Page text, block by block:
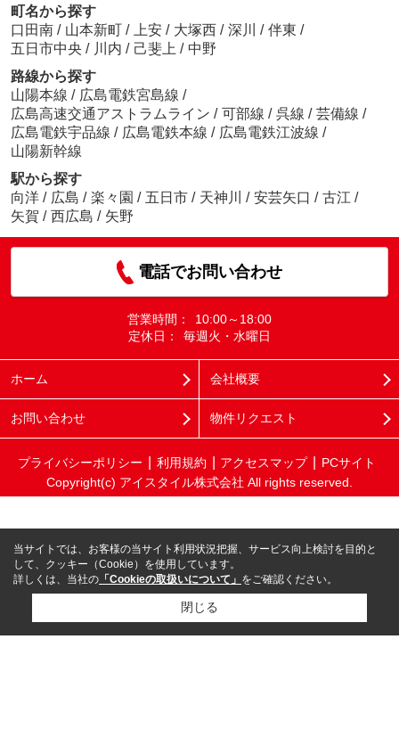
町名から探す
口田南 / 山本新町 / 上安 / 大塚西 / 深川 / 伴東 /
五日市中央 / 川内 / 己斐上 / 中野
路線から探す
山陽本線 / 広島電鉄宮島線 /
広島高速交通アストラムライン / 可部線 / 呉線 / 芸備線 /
広島電鉄宇品線 / 広島電鉄本線 / 広島電鉄江波線 /
山陽新幹線
駅から探す
向洋 / 広島 / 楽々園 / 五日市 / 天神川 / 安芸矢口 / 古江 /
矢賀 / 西広島 / 矢野
電話でお問い合わせ
営業時間：
10:00～18:00
定休日：
毎週火・水曜日
ホーム 会社概要
お問い合わせ 物件リクエスト
プライバシーポリシー 利用規約 アクセスマップ
PCサイト
Copyright(c) アイスタイル株式会社 All rights reserved.
当サイトでは、お客様の当サイト利用状況把握、サービス向上検討を目的と
して、クッキー（Cookie）を使用しています。
詳しくは、当社の 「Cookieの取扱いについて」 をご確認ください。
閉じる